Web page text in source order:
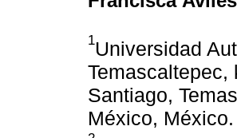
1Universidad
Temascaltepec,
Santiago,
México, México.